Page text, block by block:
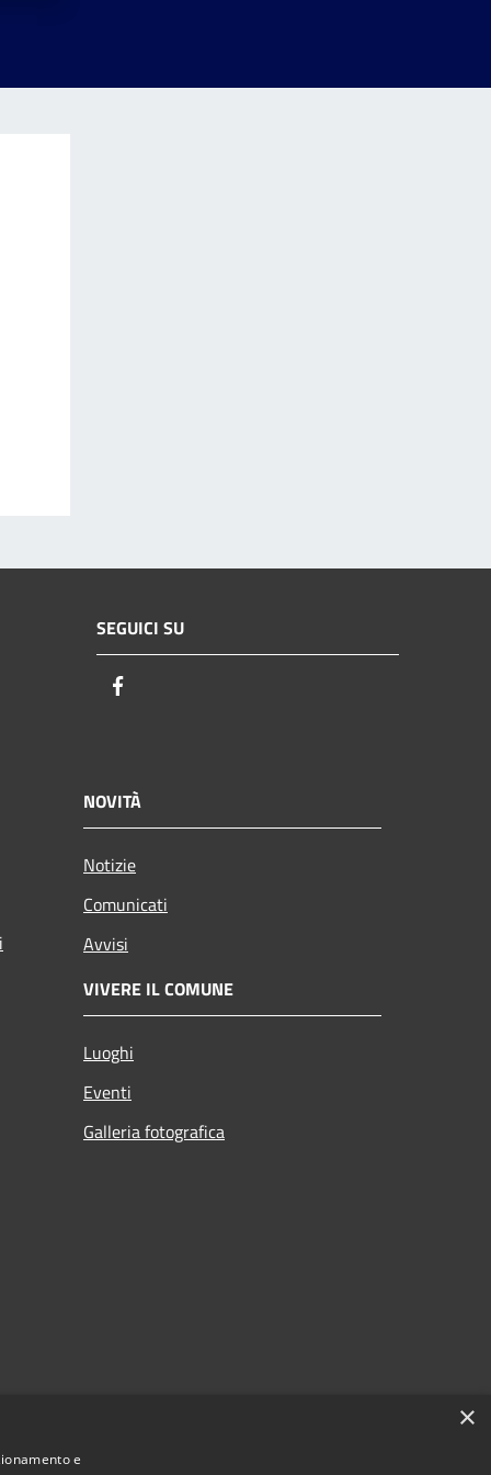
SEGUICI SU
NOVITÀ
Notizie
Comunicati
Avvisi
VIVERE IL COMUNE
Luoghi
Eventi
Galleria fotografica
×
e